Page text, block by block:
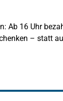
Ab 16 Uhr
– statt